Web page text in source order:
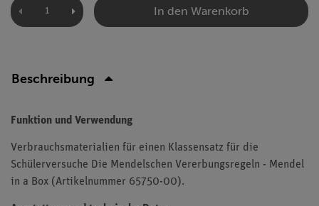
In den Warenkorb
Beschreibung
Funktion und Verwendung
Verbrauchsmaterialien für einen Klassensatz für die
Schülerversuche Die Mendelschen Vererbungsregeln - Mendel
in a Box (Artikelnummer 65750-00).